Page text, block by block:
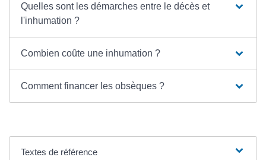
Quelles sont les démarches entre le décès et
l'inhumation ?
Combien coûte une inhumation ?
Comment financer les obsèques ?
Textes de référence